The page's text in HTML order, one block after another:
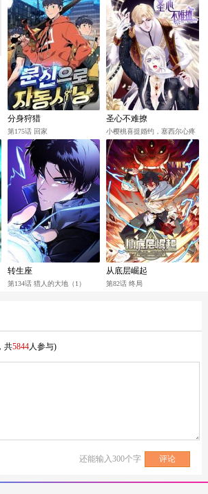
分身狩猎
第175话 回家
圣心不难撩
小樱桃喜提婚约，塞西尔心疼
爱妻！
转生座
第134话 猎人的大地（1）
从底层崛起
第82话 终局
共5844人参与)
还能输入300个字